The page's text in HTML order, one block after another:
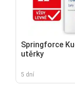
Springforce
utěrky
5 dní